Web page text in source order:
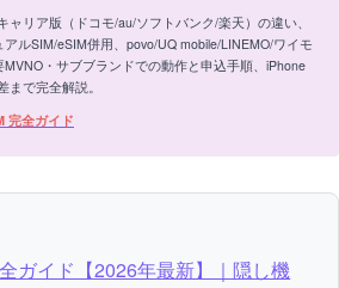
ャリア版（ドコモ/au/ソフトバンク/楽天）の違い、
ルSIM/eSIM併用、povo/UQ mobile/LINEMO/ワイモ
・サブブランドでの動作と申込手順、iPhone
で完全解説。
完全ガイド
ガイド【2026年最新】｜隠し機